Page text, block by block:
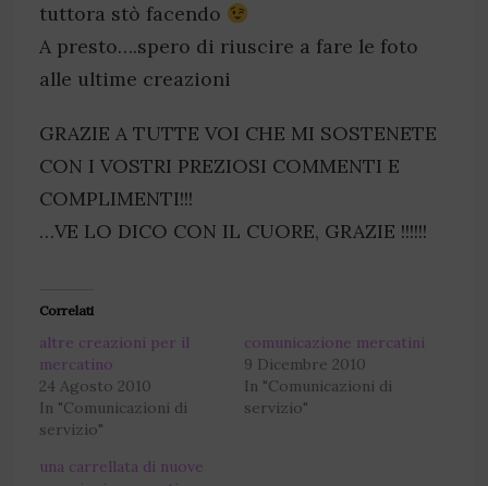
tuttora stò facendo
A presto….spero di riuscire a fare le foto
alle ultime creazioni
GRAZIE A TUTTE VOI CHE MI SOSTENETE
CON I VOSTRI PREZIOSI COMMENTI E
COMPLIMENTI!!!
…VE LO DICO CON IL CUORE, GRAZIE !!!!!!
Correlati
altre creazioni per il
mercatino
24 Agosto 2010
In "Comunicazioni di
servizio"
comunicazione mercatini
9 Dicembre 2010
In "Comunicazioni di
servizio"
una carrellata di nuove